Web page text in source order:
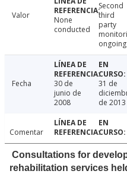
Valor
None
conducted
Second
third
party
ongoing
Fecha
30 de
junio de
2008
31 de
de 2013
Comentar
Consultations for
rehabilitation services